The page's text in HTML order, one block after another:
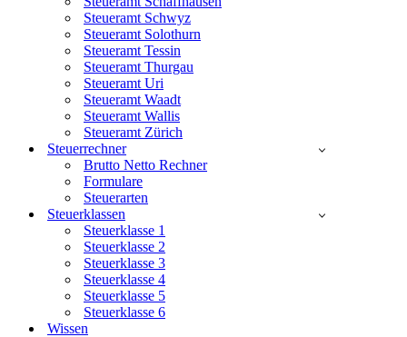
Steueramt Schwyz
Steueramt Solothurn
Steueramt Tessin
Steueramt Thurgau
Steueramt Uri
Steueramt Waadt
Steueramt Wallis
Steueramt Zürich
Steuerrechner
Brutto Netto Rechner
Formulare
Steuerarten
Steuerklassen
Steuerklasse 1
Steuerklasse 2
Steuerklasse 3
Steuerklasse 4
Steuerklasse 5
Steuerklasse 6
Wissen